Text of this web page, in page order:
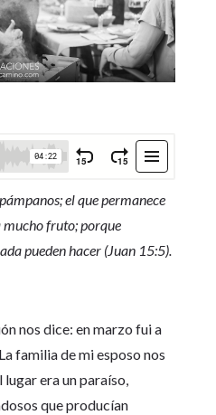
el que permanece
mucho fruto; porque
pueden hacer (Juan 15:5).
nos dice: en marzo fui a
familia de mi esposo nos
lugar era un paraíso,
que producían